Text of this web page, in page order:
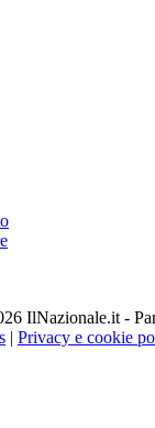
IlNazionale.it -
| Privacy e cookie